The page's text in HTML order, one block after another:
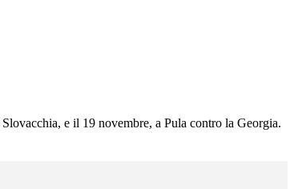
e il 19 novembre, a Pula contro la Georgia.